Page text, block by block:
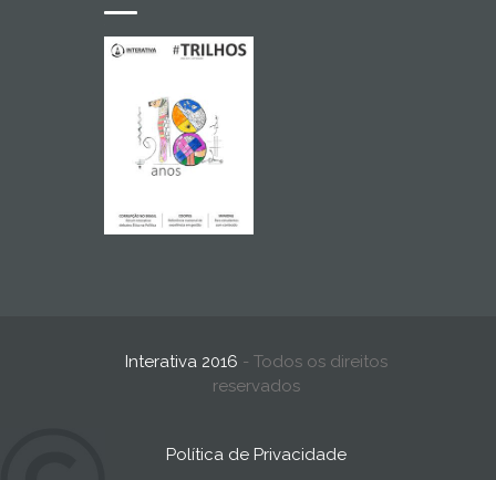
Interativa 2016 - Todos os direitos
reservados
Política de Privacidade